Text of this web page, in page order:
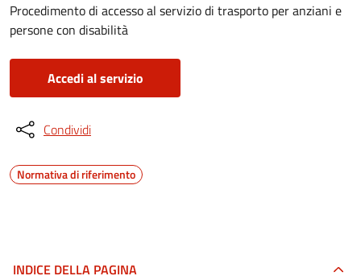
Procedimento di accesso al servizio di trasporto per anziani e
persone con disabilità
Accedi al servizio
Condividi
Normativa di riferimento
INDICE DELLA PAGINA